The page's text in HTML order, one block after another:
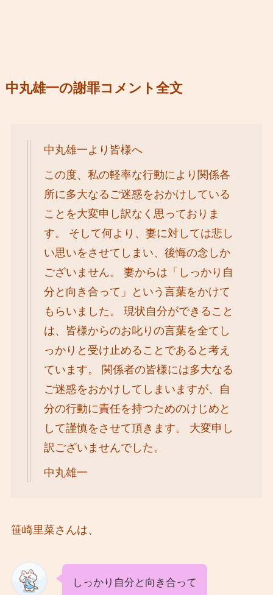
中丸雄一の謝罪コメント全文
中丸雄⼀より皆様へ
この度、私の軽率な⾏動により関係各
所に多⼤なるご迷惑をおかけしている
ことを⼤変申し訳なく思っておりま
す。 そして何より、妻に対しては悲し
い思いをさせてしまい、後悔の念しか
ございません。 妻からは「しっかり⾃
分と向き合って」という⾔葉をかけて
もらいました。 現状⾃分ができること
は、皆様からのお叱りの⾔葉を全てし
っかりと受け⽌めることであると考え
ています。 関係者の皆様には多⼤なる
ご迷惑をおかけしてしまいますが、⾃
分の⾏動に責任を持つためのけじめと
して謹慎をさせて頂きます。 ⼤変申し
訳ございませんでした。
中丸雄⼀
笹崎里菜さんは、
しっかり自分と向き合って